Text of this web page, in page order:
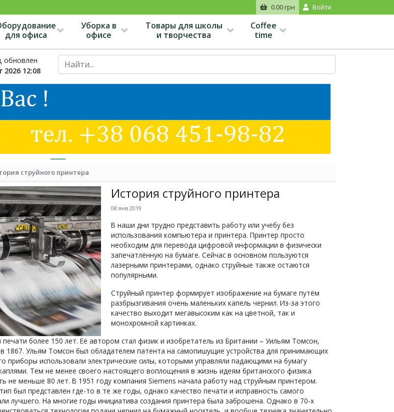
0.00 грн Войти
для офиса
Уборка в
офисе
Товары для школы
и творчества
Coffee
time
обновлен
2026 12:08
струйного принтера
История струйного принтера
08 янв 2019
В наши дни трудно представить работу или учебу без
использования компьютера и принтера. Принтер просто
необходим для перевода цифровой информации в физически
запечатлённую на бумаге. Сейчас в основном пользуются
лазерными принтерами, однако струйные также остаются
популярными.
Струйный принтер формирует изображение на бумаге путём
разбрызгивания очень маленьких капель чернил. Из-за этого
качество выходит мегавысоким как на цветной, так и
монохромной картинках.
печати более 150 лет. Её автором стал физик и изобретатель из Британии – Уильям Томсон,
1867. Ульям Томсон был обладателем патента на самопишущие устройства для принимающих
приборы использовали электрические силы, которыми управляли падающими на бумагу
Тем не менее своего настоящего воплощения в жизнь идеям британского физика
не меньше 80 лет. В 1951 году компания Siemens начала работу над струйным принтером.
был представлен где-то в те же годы, однако качество печати и исправность самого
лучшего. На многие годы инициатива создания принтера была заброшена. Однако в 70-х